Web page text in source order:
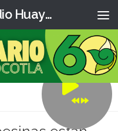
La Voz Campesina - Radio Huaya